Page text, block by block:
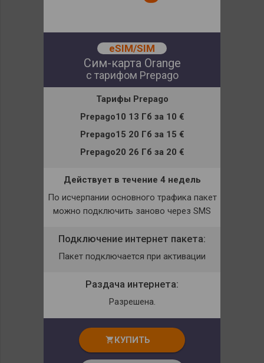
eSIM/SIM
Сим-карта Orange
с тарифом Prepago
Тарифы Prepago
Prepago10 13 Гб за10 €
Prepago15 20 Гб за15 €
Prepago20 26 Гб за20 €
Действует в течение 4 недель
По исчерпании основного трафика пакет
можно подключить заново через SMS
Подключение интернет пакета:
Пакет подключается при активации
Раздача интернета:
Разрешена.
shopping_cart КУПИТЬ